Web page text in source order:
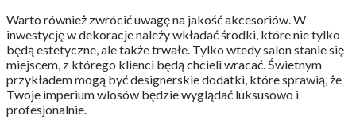
Warto również zwrócić uwagę na jakość akcesoriów. W
inwestycję w dekoracje należy wkładać środki, które nie tylko
będą estetyczne, ale także trwałe. Tylko wtedy salon stanie się
miejscem, z którego klienci będą chcieli wracać. Świetnym
przykładem mogą być designerskie dodatki, które sprawią, że
Twoje imperium wlosów będzie wyglądać luksusowo i
profesjonalnie.